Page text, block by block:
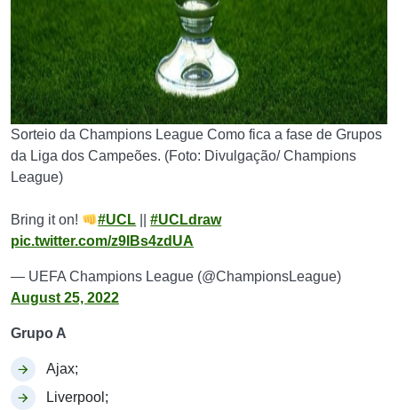
Sorteio da Champions League Como fica a fase de Grupos
da Liga dos Campeões. (Foto: Divulgação/ Champions
League)
Bring it on! #UCL ||#UCLdraw
pic.twitter.com/z9IBs4zdUA
— UEFA Champions League (@ChampionsLeague)
August 25, 2022
Grupo A
Ajax;
Liverpool;